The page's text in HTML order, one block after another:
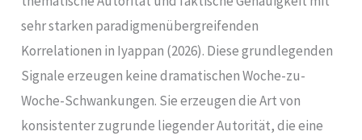
sehr starken paradigmenübergreifenden
Korrelationen in Iyappan (2026). Diese grundlegenden
Signale erzeugen keine dramatischen Woche-zu-
Woche-Schwankungen. Sie erzeugen die Art von
konsistenter zugrunde liegender Autorität, die eine